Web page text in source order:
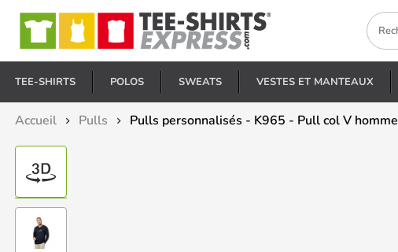
TEE-SHIRTS POLOS SWEATS VESTES ET MANTEAUX
Accueil Pulls Pulls personnalisés - K965 - Pull col V homme